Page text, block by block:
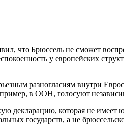
что Брюссель не сможет
у европейских
разногласиям внутри
в ООН, голосуют
декларацию, которая не имеет
государств, а не